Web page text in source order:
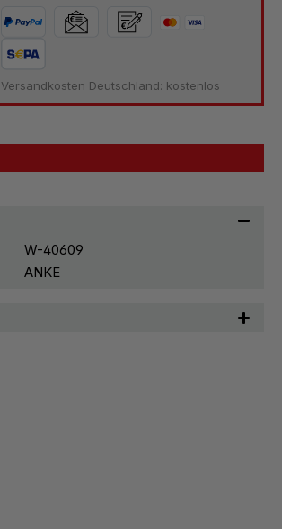
Versandkosten Deutschland: kostenlos
W-40609
ANKE